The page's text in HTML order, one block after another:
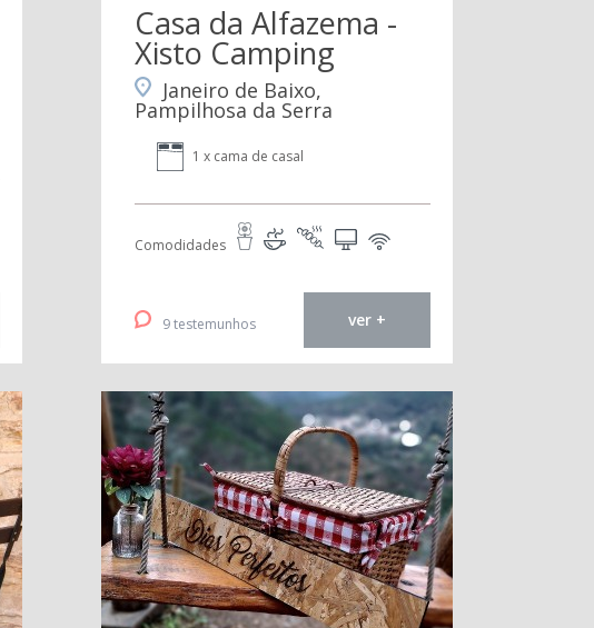
Casa da Alfazema -
Xisto Camping
Janeiro de Baixo,
Pampilhosa da Serra
1 x cama de casal
Comodidades
9 testemunhos ver +